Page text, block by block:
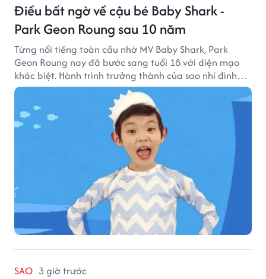
Điều bất ngờ về cậu bé Baby Shark -
Park Geon Roung sau 10 năm
Từng nổi tiếng toàn cầu nhờ MV Baby Shark, Park
Geon Roung nay đã bước sang tuổi 18 với diện mạo
khác biệt. Hành trình trưởng thành của sao nhí đình
đám một thời đang thu hút sự quan tâm của nhiều
SAO 3 giờ trước